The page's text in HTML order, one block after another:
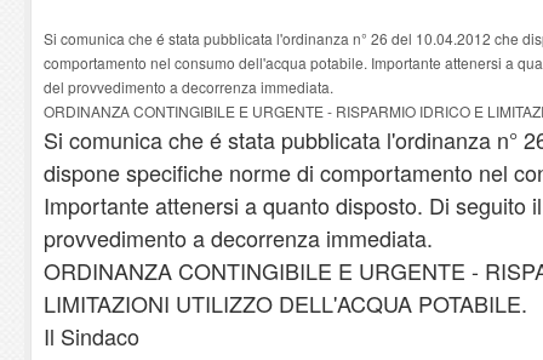
Si comunica che é stata pubblicata l'ordinanza n° 26 del 10.04.2012 che
comportamento nel consumo dell'acqua potabile. Importante attenersi a
del provvedimento a decorrenza immediata.
ORDINANZA CONTINGIBILE E URGENTE - RISPARMIO IDRICO E
Si comunica che é stata pubblicata l'ordinanza n°
dispone specifiche norme di comportamento nel
Importante attenersi a quanto disposto. Di seguito
provvedimento a decorrenza immediata.
ORDINANZA CONTINGIBILE E URGENTE -
LIMITAZIONI UTILIZZO DELL'ACQUA POTABILE.
Il Sindaco